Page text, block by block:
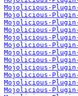
Mojolicious-
Mojolicious-
Mojolicious-
Mojolicious-
Mojolicious-
Mojolicious-
Mojolicious-
Mojolicious-
Mojolicious-
Mojolicious-
Mojolicious-
Mojolicious-